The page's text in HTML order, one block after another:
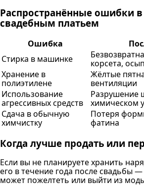
Распространённые ошибки в
свадебным платьем
Ошибка
Стирка в машинке
корсета,
Хранение в
полиэтилене
Жёлтые
вентиляции
Использование
агрессивных средств
Разрушение
химическом
Сдача в обычную
химчистку
Потеря
фатина
Когда лучше продать или
Если вы не планируете хранить
его в течение года после свадьбы
может пожелтеть или выйти из